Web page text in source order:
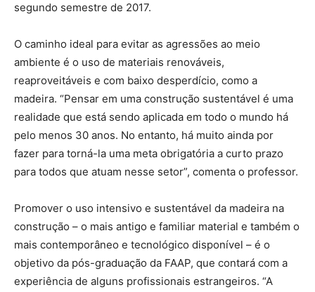
segundo semestre de 2017.
O caminho ideal para evitar as agressões ao meio
ambiente é o uso de materiais renováveis,
reaproveitáveis e com baixo desperdício, como a
madeira. “Pensar em uma construção sustentável é uma
realidade que está sendo aplicada em todo o mundo há
pelo menos 30 anos. No entanto, há muito ainda por
fazer para torná-la uma meta obrigatória a curto prazo
para todos que atuam nesse setor”, comenta o professor.
Promover o uso intensivo e sustentável da madeira na
construção – o mais antigo e familiar material e também o
mais contemporâneo e tecnológico disponível – é o
objetivo da pós-graduação da FAAP, que contará com a
experiência de alguns profissionais estrangeiros. “A